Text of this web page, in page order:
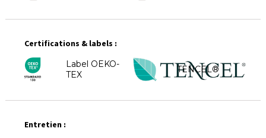
Certifications & labels :
Label OEKO-
TEX
TENCEL®
Entretien :